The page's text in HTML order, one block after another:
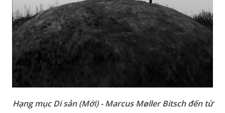
Hạng mục Di sản (Mới) - Marcus Møller Bitsch đến từ